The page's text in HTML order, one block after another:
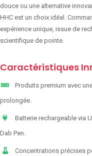
douce ou une alternative
HHC est un choix idéal.
expérience unique, issue de
scientifique de pointe.
Caractéristiques
Produits premium avec
prolongée.
Batterie rechargeable via
Dab Pen.
Concentrations précises